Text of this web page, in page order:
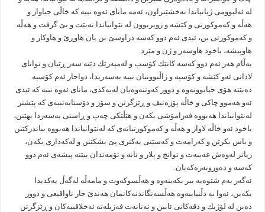
له‌ ئه‌لبوومى ژیانیاندا نه‌خشێنراون، ئه‌مه‌ ماناى ئه‌وه‌ نییه‌ كه‌ خاڵى جیاواز و
هه‌ڵه‌ و كه‌موكورتى و كێشه‌ و زویربوون له‌ نێوانیاندا نه‌بێت و بێ گرفت و هه‌ڵه‌
و كه‌موكورتى بن، ئیدى ئه‌م دوو كه‌سه‌ دراوسێ بن یان هاوڕێ و هاوكار و
هاوپیشه‌، یاخود هاوسه‌ر و ژن و مێرد.
به‌ڵام هه‌ر ئه‌م دوو كه‌سه‌ كاتێك كۆسپ و له‌مپه‌رێك دێته‌ سه‌ر ڕێیان و تواناى
لادانى ئه‌و كێشه‌ و كۆسپه‌ و زاڵبوونیان نییه‌ به‌سه‌ریدا، دواجار ئه‌م كۆسپه‌
ده‌بێته‌ هۆى جیابوونه‌وه‌ و دوور كه‌وتنه‌وه‌یان له‌یه‌كدى، ماناى ئه‌وه‌ نییه‌ كه‌ ئیدى
ئه‌و هه‌موو چاكى و خاڵه‌ پۆزه‌تیڤ و ڕێزگرتن و سۆز و دۆستایه‌تییه‌ى كه‌ پێشتر
له‌نێوانیاندا هه‌بووه‌ فه‌رامۆشى بكه‌ن و هێڵێكى چه‌پ و ڕاستى به‌سه‌ردا بهێنن،
یاخود ئه‌و خاڵه‌ لاواز و هه‌ڵه‌ و كه‌موكورتیانه‌ى كه‌ له‌نێوانیاندا هه‌بووه‌ بیاندركێنن
و باس بكرێن و كه‌رامه‌ت و كه‌سێتى یه‌كترى پێ بشكێنن و له‌كه‌دارى بكه‌ن،
زیاتر له‌وه‌ش غه‌یبه‌ت و توانج و پلار و تانه‌ و تۆمه‌تدان ببێته‌ پیشه‌ى ئه‌م دوو
كه‌سه‌ و ده‌وروبه‌ره‌كه‌یان.
ئه‌گه‌ر به‌م شێوه‌یه‌ بیر بكه‌ینه‌وه‌ و هه‌ڵسوكه‌وت و مامه‌ڵه‌ له‌گه‌ڵ یه‌كدیدا
بكه‌ین، ئه‌وا به‌ دڵنیاییه‌وه‌ هه‌ڵسه‌نگاندنه‌كانمان هه‌ندێ جار ناواقیعى و دوور
ده‌بن له‌ لۆژیك و دقه‌كانى ئایین و ته‌نانه‌ت فه‌زیله‌ته‌ ئه‌خلاقییه‌كان و ڕێزگرتن